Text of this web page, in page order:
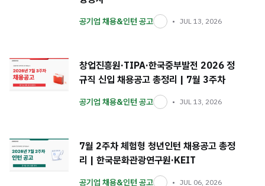
공기업 채용&인턴 공고 JUL 13, 2026
창업진흥원·TIPA·한국중부발전 2026 정
규직 신입 채용공고 총정리 | 7월 3주차
공기업 채용&인턴 공고 JUL 13, 2026
7월 2주차 체험형 청년인턴 채용공고 총정
리 | 한국문화관광연구원·KEIT
공기업 채용&인턴 공고 JUL 06, 2026